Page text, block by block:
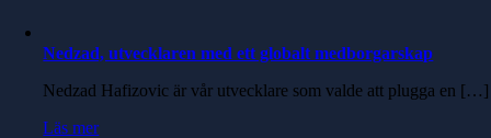
Nedzad, utvecklaren med ett globalt medborgarskap
Nedzad Hafizovic är vår utvecklare som valde att plugga en […]
Läs mer